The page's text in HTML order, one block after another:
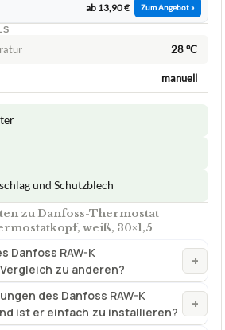
ab 13,90 € Zum Angebot »
28 °C
manuell
und Schutzblech
zu Danfoss-Thermostat
weiß, 30×1,5
Danfoss RAW-K
zu anderen?
+
des Danfoss RAW-K
ist er einfach zu installieren?
+